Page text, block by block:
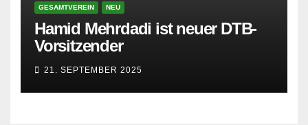
GESAMTVEREIN NEU
Hamid Mehrdadi ist neuer DTB-
Vorsitzender
21. SEPTEMBER 2025